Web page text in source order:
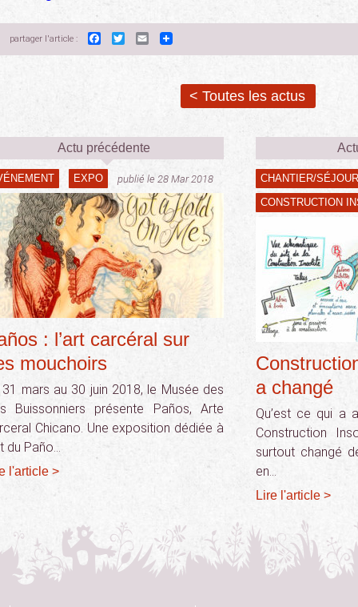
partager l'article : Facebook
TwitterEmail
< Toutes les actus
Actu précédente
EXPO publié le 28 Mar 2018
: l’art carcéral sur
mouchoirs
31 mars au 30 juin 2018, le Musée des
Buissonniers présente Paños, Arte
Chicano. Une exposition dédiée à
du Paño…
l'article >
CHANTIER/
CONSTRUCTION
a changé
Qu’est ce qui a
Construction
surtout changé
en…
Lire l'article >